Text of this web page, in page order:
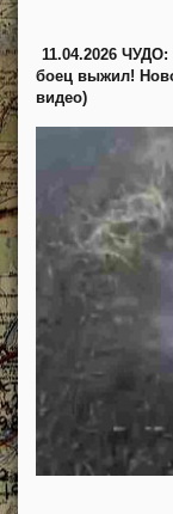
11.04.2026
боец выжил!
видео)